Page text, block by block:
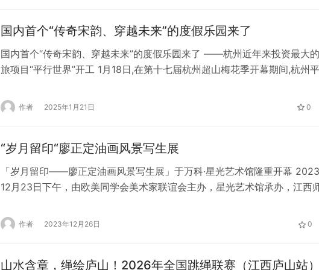
国内首个“传奇宋韵、穿越未来”的度假乐园来了
国内首个“传奇宋韵、穿越未来”的度假乐园来了 ——杭州近年来投资最大
旅项目“平行世界”开工 1月18日,在第十七届杭州超山梅花季开幕期间,杭州
于杭州大运河科创城,毗邻素有“江南赏梅圣地”的杭州超山风景区;项目由杭州
行世界度假乐园、平行世界度假酒店两部分组成,总用地面积约387亩,总…
作者 2025年1月21日 0
“岁月留印“廖正定油画风景写生展
「岁月留印——廖正定油画风景写生展」于万科·星光艺术馆隆重开幕
12月23日下午，由欧美同学会美术家联谊会主办，星光艺术馆承办，江西
廖正定油画风景写生展」于万科·星光艺术馆隆重开幕。欧美同学会留俄（苏
作者 2023年12月26日 0
山水含章，绳绘庐山！2026年全国跳绳联赛（江西庐山站